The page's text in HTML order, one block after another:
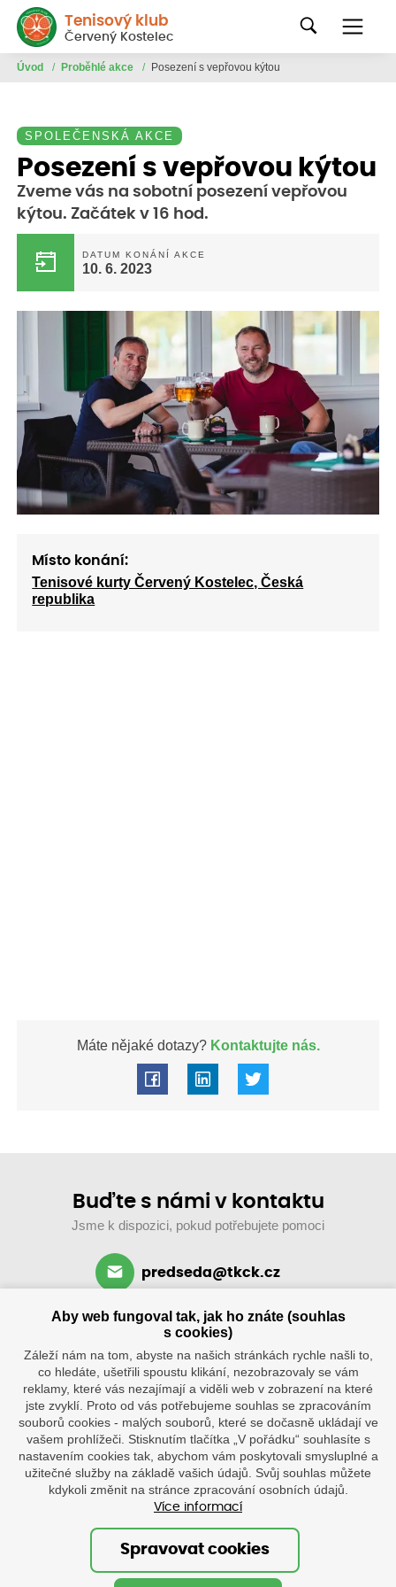
Tenisový klub
Červený Kostelec
Úvod / Proběhlé akce / Posezení s vepřovou kýtou
SPOLEČENSKÁ AKCE
Posezení s vepřovou kýtou
Zveme vás na sobotní posezení vepřovou
kýtou. Začátek v 16 hod.
DATUM KONÁNÍ AKCE
10. 6. 2023
Místo konání:
Tenisové kurty Červený Kostelec, Česká
republika
Máte nějaké dotazy?Kontaktujte nás.
Buďte s námi v kontaktu
Jsme k dispozici, pokud potřebujete pomoci
predseda@tkck.cz
+420 734 313 590
po–ne: 8–19 hod.
Klub
Tenisová škola
Ostatní
Tenisové
kurty
8.30–20
hod.
Palackého
1316,
Aby web fungoval tak, jak ho znáte (souhlas
s cookies)
Záleží nám na tom, abyste na našich stránkách rychle našli to,
co hledáte, ušetřili spoustu klikání, nezobrazovaly se vám
reklamy, které vás nezajímají a viděli web v zobrazení na které
jste zvyklí. Proto od vás potřebujeme souhlas se zpracováním
souborů cookies - malých souborů, které se dočasně ukládají ve
vašem prohlížeči. Stisknutím tlačítka „V pořádku“ souhlasíte s
nastavením cookies tak, abychom vám poskytovali smysluplné a
užitečné služby na základě vašich údajů. Svůj souhlas můžete
kdykoli změnit na stránce zpracování osobních údajů.
Více informací
Spravovat cookies